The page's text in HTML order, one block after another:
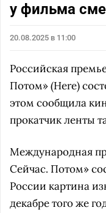
у фильма
20.08.2025 в 11:00
Российская
Потом» (Here)
этом сообщила
прокатчик ленты
Международная
Сейчас. Потом»
России картина
декабре того же